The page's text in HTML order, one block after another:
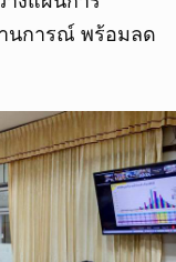
นการณ์ พร้อมลด